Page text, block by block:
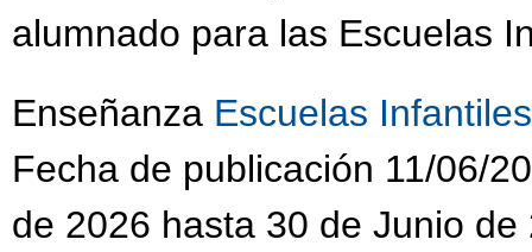
alumnado para las Escuelas
Enseñanza Escuelas Infantiles
Fecha de publicación 11/06/
de 2026 hasta 30 de Junio